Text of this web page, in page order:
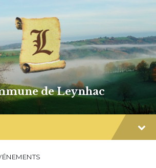
de Leynhac